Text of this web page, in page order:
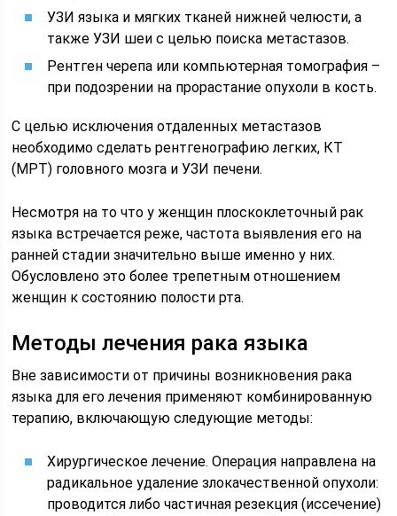
УЗИ языка и мягких тканей нижней челюсти, а
также УЗИ шеи с целью поиска метастазов.
Рентген черепа или компьютерная томография –
при подозрении на прорастание опухоли в кость.
С целью исключения отдаленных метастазов
необходимо сделать рентгенографию легких, КТ
(МРТ) головного мозга и УЗИ печени.
Несмотря на то что у женщин плоскоклеточный рак
языка встречается реже, частота выявления его на
ранней стадии значительно выше именно у них.
Обусловлено это более трепетным отношением
женщин к состоянию полости рта.
Методы лечения рака языка
Вне зависимости от причины возникновения рака
языка для его лечения применяют комбинированную
терапию, включающую следующие методы:
Хирургическое лечение. Операция направлена на
радикальное удаление злокачественной опухоли:
проводится либо частичная резекция (иссечение)